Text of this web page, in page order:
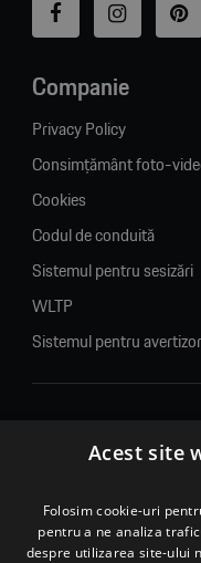
Companie
Privacy Policy
Consimțământ foto-
Cookies
Codul de conduită
Sistemul pentru sesizări
WLTP
Sistemul pentru
© 2026. Porsche Inter Auto
Porsche Inter Auto
RO22188461
B-dul Pipera, nr. 2,
Acest site
Folosim cookie-uri
pentru a ne analiza
despre utilizarea site-ului